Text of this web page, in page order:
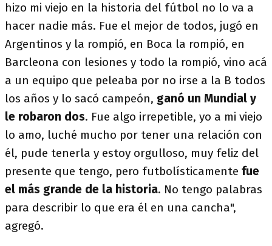
hizo mi viejo en la historia del fútbol no lo va a
hacer nadie más. Fue el mejor de todos, jugó en
Argentinos y la rompió, en Boca la rompió, en
Barcleona con lesiones y todo la rompió, vino acá
a un equipo que peleaba por no irse a la B todos
los años y lo sacó campeón, ganó un Mundial y
le robaron dos. Fue algo irrepetible, yo a mi viejo
lo amo, luché mucho por tener una relación con
él, pude tenerla y estoy orgulloso, muy feliz del
presente que tengo, pero futbolísticamente fue
el más grande de la historia. No tengo palabras
para describir lo que era él en una cancha",
agregó.